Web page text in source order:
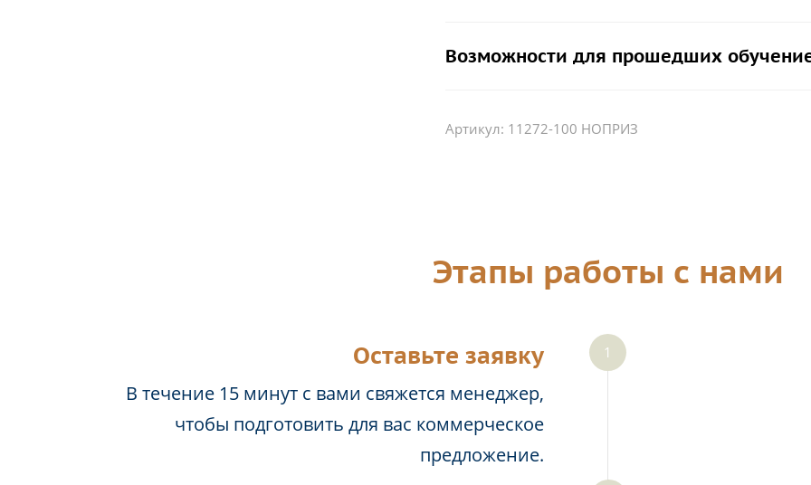
Возможности для прошедших
Артикул: 11272-100 НОПРИЗ
Этапы работы с нами
Оставьте заявку
В течение 15 минут с вами свяжется менеджер,
чтобы подготовить для вас коммерческое
предложение.